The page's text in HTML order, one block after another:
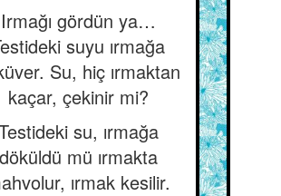
Irmağı gördün ya…
suyu ırmağa
Su, hiç ırmaktan
kaçar, çekinir mi?
su, ırmağa
döküldü mü ırmakta
ırmak kesilir.